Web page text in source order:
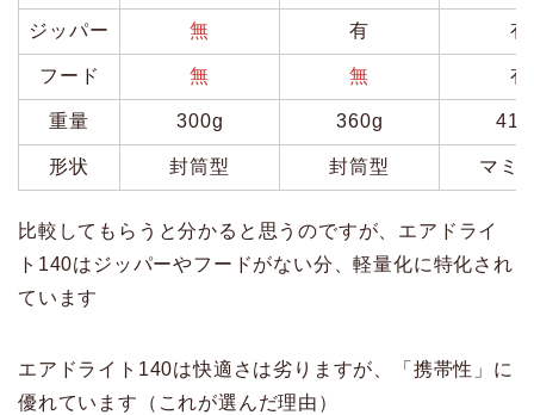
ジッパー 無 有 有
フード 無 無 有
重量 300g 360g
形状 封筒型 封筒型 マミ
比較してもらうと分かると思うのですが、エアドライ
ト140はジッパーやフードがない分、軽量化に特化され
ています
エアドライト140は快適さは劣りますが、「携帯性」に
優れています（これが選んだ理由）